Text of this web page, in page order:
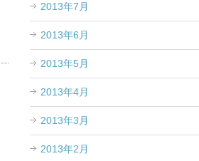
2013年7月
2013年6月
2013年5月
2013年4月
2013年3月
2013年2月